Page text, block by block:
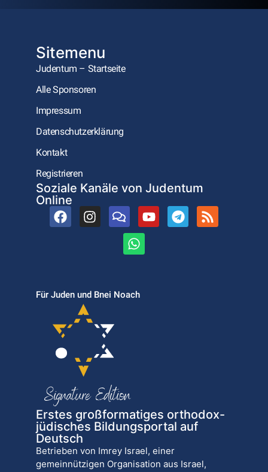
Sitemenu
Judentum – Startseite
Alle Sponsoren
Impressum
Datenschutzerklärung
Kontakt
Registrieren
Soziale Kanäle von Judentum
Online
Für Juden und Bnei Noach
Erstes großformatiges orthodox-
jüdisches Bildungsportal auf
Deutsch
Betrieben von Imrey Israel, einer
gemeinnützigen Organisation aus Israel,